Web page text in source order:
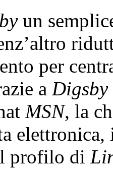
un
per
a Digsby
MSN, la
profilo di